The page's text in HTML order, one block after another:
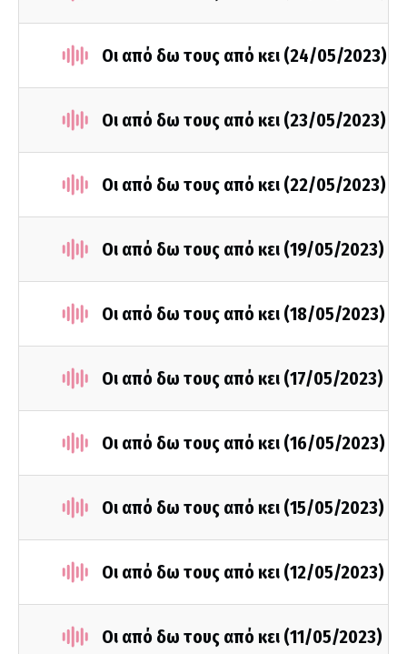
Οι από δω τους από κει (24/05/2023)
Οι από δω τους από κει (23/05/2023)
Οι από δω τους από κει (22/05/2023)
Οι από δω τους από κει (19/05/2023)
Οι από δω τους από κει (18/05/2023)
Οι από δω τους από κει (17/05/2023)
Οι από δω τους από κει (16/05/2023)
Οι από δω τους από κει (15/05/2023)
Οι από δω τους από κει (12/05/2023)
Οι από δω τους από κει (11/05/2023)